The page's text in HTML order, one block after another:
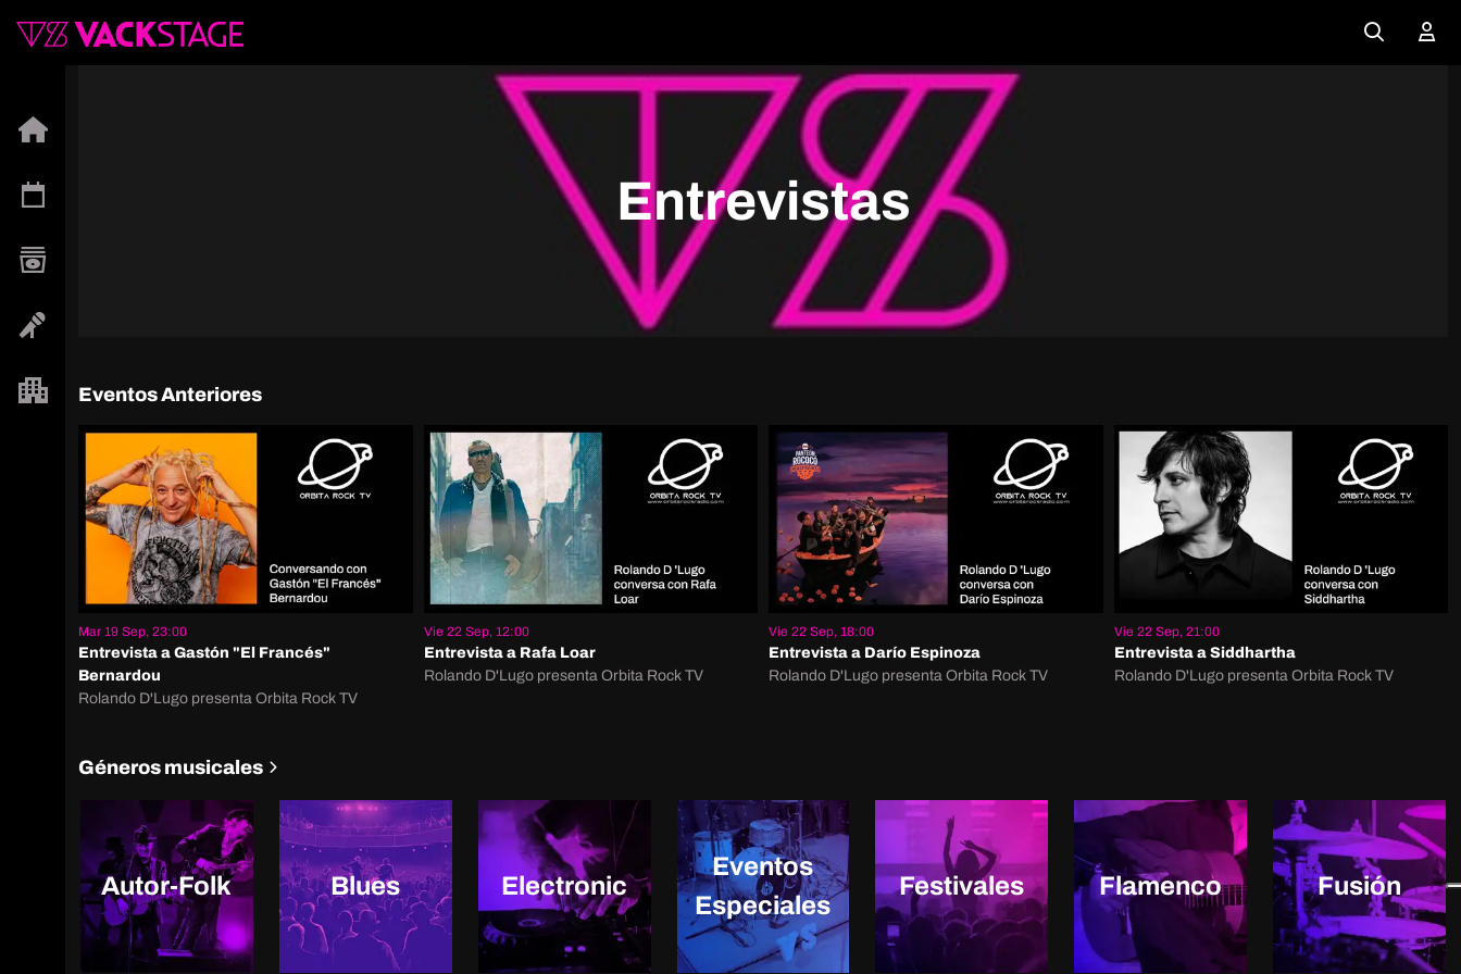
Entrevistas
Eventos Anteriores
Mar 19 Sep, 23:00
Entrevista a Gastón "El Francés"
Bernardou
Rolando D'Lugo presenta Orbita Rock TV
Vie 22 Sep, 12:00
Entrevista a Rafa Loar
Rolando D'Lugo presenta Orbita Rock TV
Vie 22 Sep, 18:00
Entrevista a Darío Espinoza
Rolando D'Lugo presenta Orbita Rock TV
Vie 22 Sep, 21:00
Entrevista a Siddhartha
Rolando D'Lugo presenta Orbita Rock TV
Géneros musicales
Autor-Folk Blues Electronic
Eventos
Especiales
Festivales Flamenco Fusión